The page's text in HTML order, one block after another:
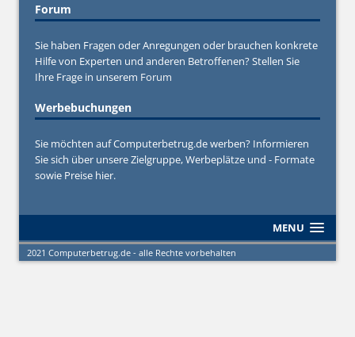
Forum
Sie haben Fragen oder Anregungen oder brauchen konkrete
Hilfe von Experten und anderen Betroffenen? Stellen Sie
Ihre Frage in unserem Forum
Werbebuchungen
Sie möchten auf Computerbetrug.de werben? Informieren
Sie sich über unsere Zielgruppe, Werbeplätze und - Formate
sowie Preise hier.
MENU
2021 Computerbetrug.de - alle Rechte vorbehalten